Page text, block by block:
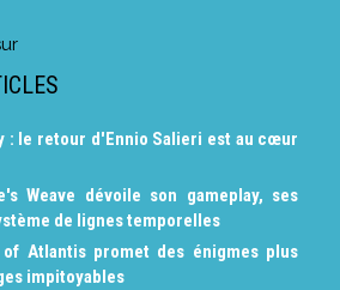
: le retour d'Ennio Salieri est au cœur
Weave dévoile son gameplay, ses
de lignes temporelles
of Atlantis promet des énigmes plus
impitoyables